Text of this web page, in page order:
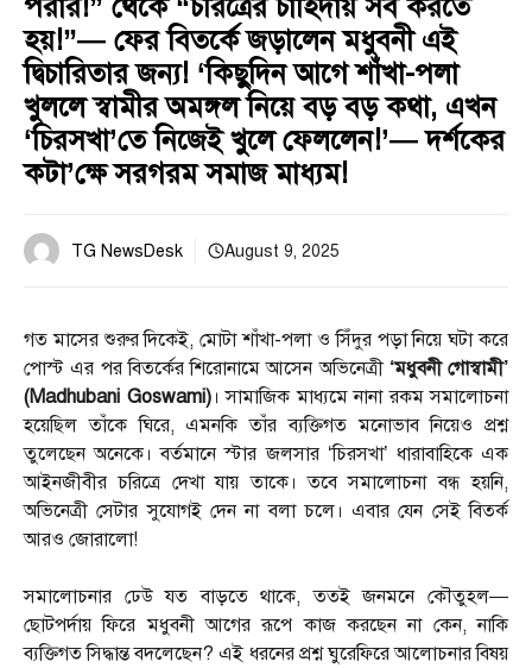
পরার!” থেকে “চরিত্রের চাহিদায় সব করতে
হয়!”— ফের বিতর্কে জড়ালেন মধুবনী এই
দ্বিচারিতার জন্য! ‘কিছুদিন আগে শাঁখা-পলা
খুললে স্বামীর অমঙ্গল নিয়ে বড় বড় কথা, এখন
‘চিরসখা’তে নিজেই খুলে ফেললেন!’— দর্শকের
কটা’ক্ষে সরগরম সমাজ মাধ্যম!
TG NewsDesk August 9, 2025
গত মাসের শুরুর দিকেই, মোটা শাঁখা-পলা ও সিঁদুর পড়া নিয়ে ঘটা করে
পোস্ট এর পর বিতর্কের শিরোনামে আসেন অভিনেত্রী ‘মধুবনী গোস্বামী’
(Madhubani Goswami)। সামাজিক মাধ্যমে নানা রকম সমালোচনা
হয়েছিল তাঁকে ঘিরে, এমনকি তাঁর ব্যক্তিগত মনোভাব নিয়েও প্রশ্ন
তুলেছেন অনেকে। বর্তমানে স্টার জলসার ‘চিরসখা’ ধারাবাহিকে এক
আইনজীবীর চরিত্রে দেখা যায় তাকে। তবে সমালোচনা বন্ধ হয়নি,
অভিনেত্রী সেটার সুযোগই দেন না বলা চলে। এবার যেন সেই বিতর্ক
আরও জোরালো!
সমালোচনার ঢেউ যত বাড়তে থাকে, ততই জনমনে কৌতুহল—
ছোটপর্দায় ফিরে মধুবনী আগের রূপে কাজ করছেন না কেন, নাকি
ব্যক্তিগত সিদ্ধান্ত বদলেছেন? এই ধরনের প্রশ্ন ঘুরেফিরে আলোচনার বিষয়